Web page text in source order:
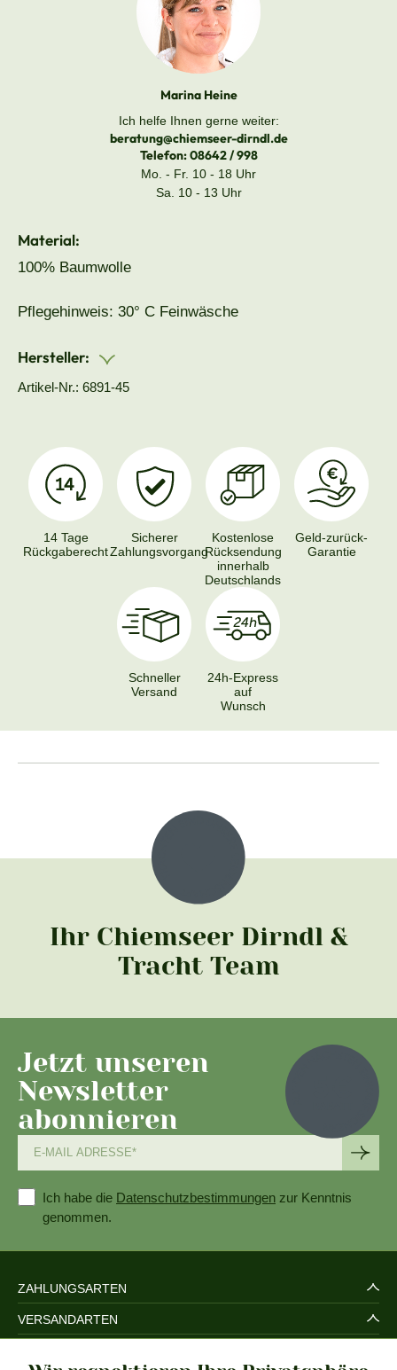
Marina Heine
Ich helfe Ihnen gerne weiter:
beratung@chiemseer-dirndl.de
Telefon:08642 / 998
Mo. - Fr. 10 - 18 Uhr
Sa. 10 - 13 Uhr
Material:
100% Baumwolle
Pflegehinweis: 30° C Feinwäsche
Hersteller:
Artikel-Nr.: 6891-45
14 Tage
Rückgaberecht
Sicherer
Zahlungsvorgang
Kostenlose
Rücksendung
innerhalb
Deutschlands
Geld-zurück-
Garantie
Schneller
Versand
24h-Express
auf
Wunsch
Ihr Chiemseer Dirndl &
Tracht Team
Jetzt unseren
Newsletter
abonnieren
Ich habe die Datenschutzbestimmungen zur Kenntnis
genommen.
ZAHLUNGSARTEN
VERSANDARTEN